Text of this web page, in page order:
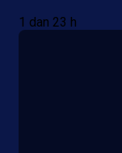
1 dan 23 h